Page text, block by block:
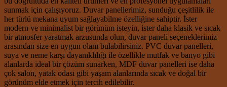
sunmak için çalışıyoruz. Duvar panellerimiz, sunduğu çeşitlilik ile
her türlü mekana uyum sağlayabilme özelliğine sahiptir. İster
modern ve minimalist bir görünüm isteyin, ister daha klasik ve sıcak
bir atmosfer yaratmak arzusunda olun, duvar paneli seçeneklerimiz
arasından size en uygun olanı bulabilirsiniz. PVC duvar panelleri,
suya ve neme karşı dayanıklılığı ile özellikle mutfak ve banyo gibi
alanlarda ideal bir çözüm sunarken, MDF duvar panelleri ise daha
çok salon, yatak odası gibi yaşam alanlarında sıcak ve doğal bir
görünüm elde etmek için tercih edilebilir.